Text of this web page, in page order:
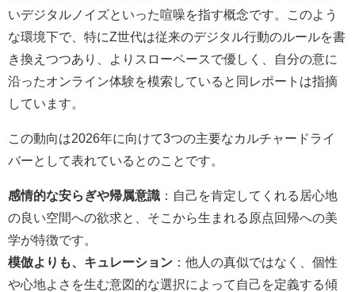
いデジタルノイズといった喧噪を指す概念です。このよう
な環境下で、特にZ世代は従来のデジタル行動のルールを書
き換えつつあり、よりスローペースで優しく、自分の意に
沿ったオンライン体験を模索していると同レポートは指摘
しています。
この動向は2026年に向けて3つの主要なカルチャードライ
バーとして表れているとのことです。
感情的な安らぎや帰属意識 ：自己を肯定してくれる居心地
の良い空間への欲求と、そこから生まれる原点回帰への美
学が特徴です。
模倣よりも、キュレーション ：他人の真似ではなく、個性
や心地よさを生む意図的な選択によって自己を定義する傾